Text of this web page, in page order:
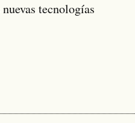
tecnologías